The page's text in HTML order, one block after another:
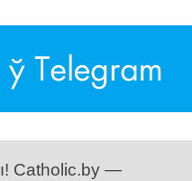
Catholic.by —